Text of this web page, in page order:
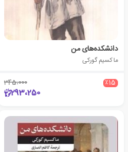
دانشکده‌های من
ماکسیم گورکی
٪15 345،000
293،250